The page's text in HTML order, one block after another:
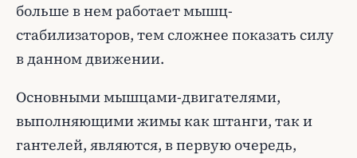
больше в нем работает мышц-
стабилизаторов, тем сложнее показать силу
в данном движении.
Основными мышцами-двигателями,
выполняющими жимы как штанги, так и
гантелей, являются, в первую очередь,